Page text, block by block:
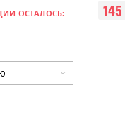
ОСТАЛОСЬ: 145